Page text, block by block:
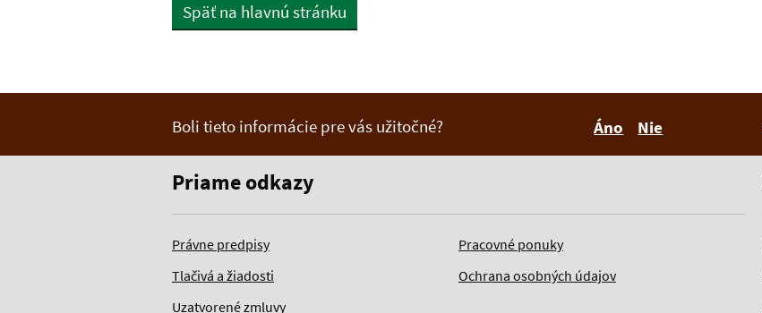
Späť na hlavnú stránku
Boli tieto informácie pre vás užitočné?
Áno
Nie
Priame odkazy
Právne predpisy
Tlačivá a žiadosti
Uzatvorené zmluvy
Pracovné ponuky
Ochrana osobných údajov